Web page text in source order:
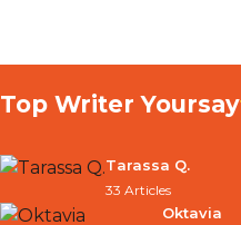
Top Writer Yoursay
Tarassa Q.
33 Articles
Oktavia